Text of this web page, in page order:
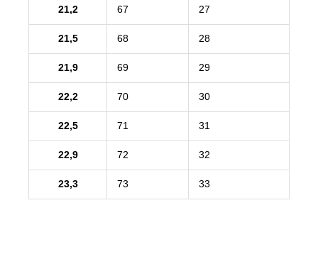
21,2 67 27
21,5 68 28
21,9 69 29
22,2 70 30
22,5 71 31
22,9 72 32
23,3 73 33